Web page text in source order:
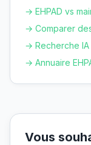
→ EHPAD vs
→ Comparer
→ Recherche
→ Annuaire
Vous